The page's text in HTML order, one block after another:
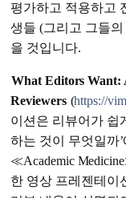
평가하고 적용하고
생들 (그리고 그들
을 것입니다.
What Editors Want:
Reviewers (https://
이션은 리뷰어가 쉽
하는 것이 무엇일까
≪Academic
한 영상 프레젠테이